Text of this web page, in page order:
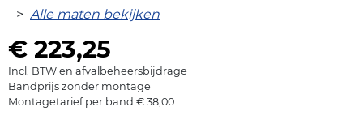
> Alle maten bekijken
€ 223,25
Incl. BTW en afvalbeheersbijdrage
Bandprijs zonder montage
Montagetarief per band € 38,00